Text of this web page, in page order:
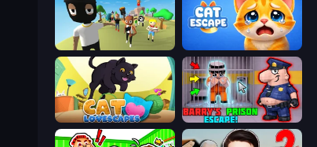
Cat Lovescapes Barry's Prison Escape!